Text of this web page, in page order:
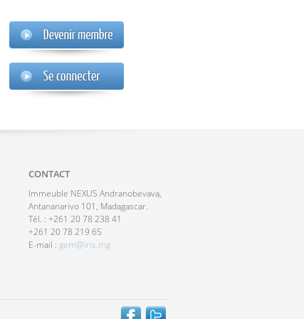
CONTACT
Immeuble NEXUS Andranobevava,
Antananarivo 101, Madagascar.
Tél. : +261 20 78 238 41
+261 20 78 219 65
E-mail : gem@iris.mg